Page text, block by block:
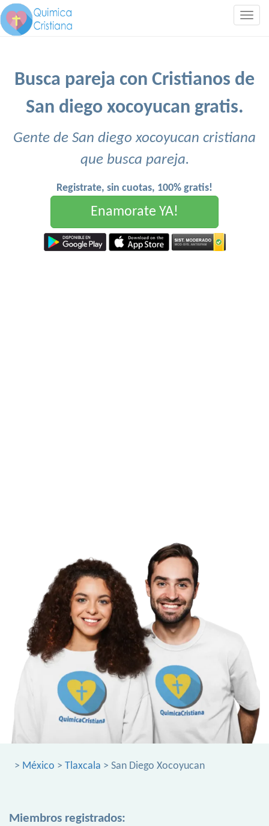
Busca pareja con Cristianos de
San diego xocoyucan gratis.
Gente de San diego xocoyucan cristiana
que busca pareja.
Registrate, sin cuotas, 100% gratis!
Enamorate YA!
> México > Tlaxcala > San Diego Xocoyucan
Miembros registrados: